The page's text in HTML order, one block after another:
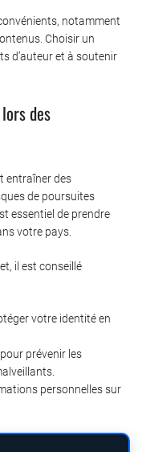
notamment
Choisir un
d’auteur et à soutenir
des
entraîner des
de poursuites
essentiel de prendre
votre pays.
il est conseillé
votre identité en
prévenir les
personnelles sur